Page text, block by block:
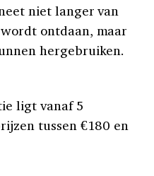
niet langer van
ontdaan, maar
hergebruiken.
ligt vanaf 5
tussen €180 en